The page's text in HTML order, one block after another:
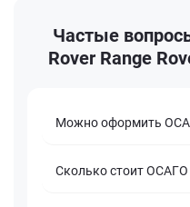
Частые
Rover Range
Можно оформить
Сколько стоит ОСАГО